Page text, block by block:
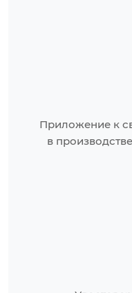
Приложение к
в